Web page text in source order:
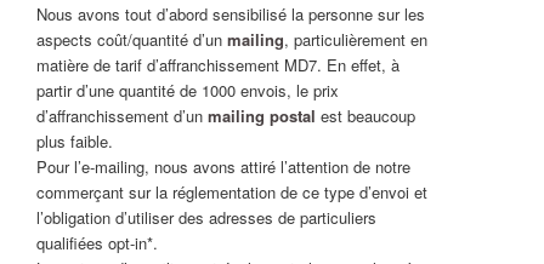
Nous avons tout d’abord sensibilisé la personne sur les
aspects coût/quantité d’un mailing, particulièrement en
matière de tarif d’affranchissement MD7. En effet, à
partir d’une quantité de 1000 envois, le prix
d’affranchissement d’un mailing postal est beaucoup
plus faible.
Pour l’e-mailing, nous avons attiré l’attention de notre
commerçant sur la réglementation de ce type d’envoi et
l’obligation d’utiliser des adresses de particuliers
qualifiées opt-in*.